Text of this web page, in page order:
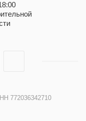
772036342710